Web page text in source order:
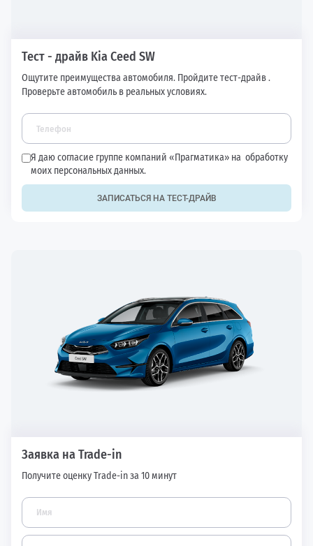
Тест - драйв Kia Ceed SW
Ощутите преимущества автомобиля. Пройдите тест-драйв .
Проверьте автомобиль в реальных условиях.
Я даю согласие группе компаний «Прагматика» на обработку
моих персональных данных.
ЗАПИСАТЬСЯ НА ТЕСТ-ДРАЙВ
Заявка на Trade-in
Получите оценку Trade-in за 10 минут